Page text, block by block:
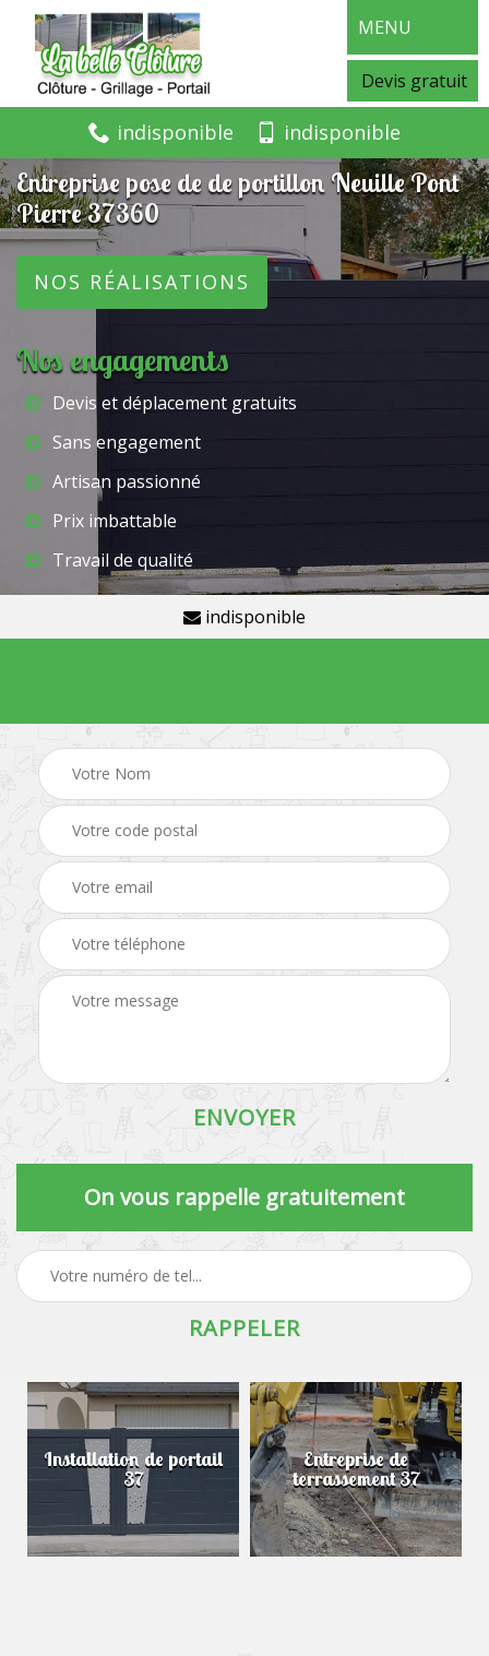
MENU
Devis gratuit
indisponible indisponible
Entreprise pose de de portillon Neuille Pont
Pierre 37360
NOS RÉALISATIONS
Nos engagements
Devis et déplacement gratuits
Sans engagement
Artisan passionné
Prix imbattable
Travail de qualité
indisponible
On vous rappelle gratuitement
Installation de portail
37
Entreprise de
terrassement 37